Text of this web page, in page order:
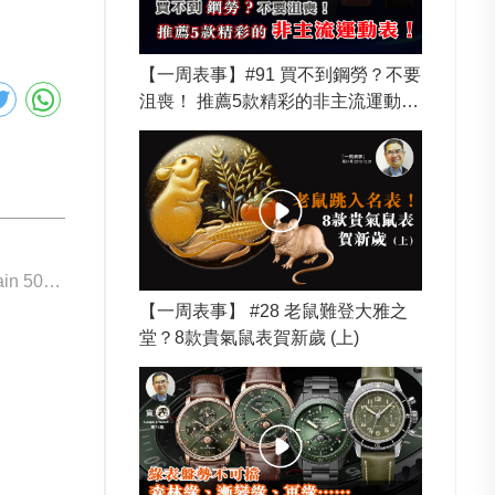
下一個: Blancpain 5000A-0640-O52A
【一周表事】#91 買不到鋼勞？不要
沮喪！ 推薦5款精彩的非主流運動
表！
【一周表事】 #28 老鼠難登大雅之
堂？8款貴氣鼠表賀新歲 (上)